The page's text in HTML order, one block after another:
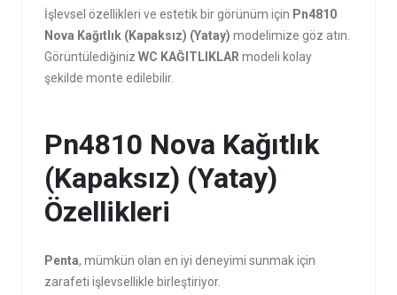
İşlevsel özellikleri ve estetik bir görünüm için Pn4810
Nova Kağıtlık (Kapaksız) (Yatay) modelimize göz atın.
Görüntülediğiniz WC KAĞITLIKLAR modeli kolay
şekilde monte edilebilir.
Pn4810 Nova Kağıtlık
(Kapaksız) (Yatay)
Özellikleri
Penta, mümkün olan en iyi deneyimi sunmak için
zarafeti işlevsellikle birleştiriyor.